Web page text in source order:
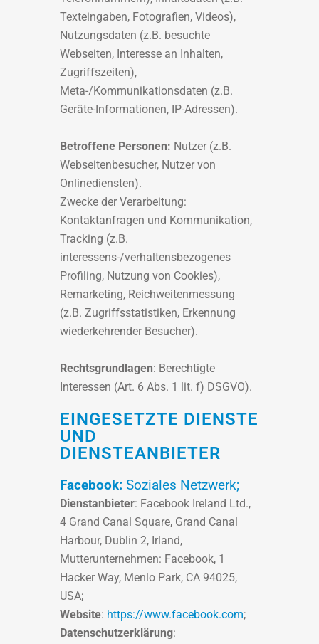
Texteingaben, Fotografien, Videos),
Nutzungsdaten (z.B. besuchte
Webseiten, Interesse an Inhalten,
Zugriffszeiten),
Meta-/Kommunikationsdaten (z.B.
Geräte-Informationen, IP-Adressen).
Betroffene Personen: Nutzer (z.B.
Webseitenbesucher, Nutzer von
Onlinediensten).
Zwecke der Verarbeitung:
Kontaktanfragen und Kommunikation,
Tracking (z.B.
interessens-/verhaltensbezogenes
Profiling, Nutzung von Cookies),
Remarketing, Reichweitenmessung
(z.B. Zugriffsstatistiken, Erkennung
wiederkehrender Besucher).
Rechtsgrundlagen: Berechtigte
Interessen (Art. 6 Abs. 1 lit. f) DSGVO).
EINGESETZTE DIENSTE
UND
DIENSTEANBIETER
Facebook: Soziales Netzwerk;
Dienstanbieter: Facebook Ireland Ltd.,
4 Grand Canal Square, Grand Canal
Harbour, Dublin 2, Irland,
Mutterunternehmen: Facebook, 1
Hacker Way, Menlo Park, CA 94025,
USA;
Website: https://www.facebook.com;
Datenschutzerklärung: